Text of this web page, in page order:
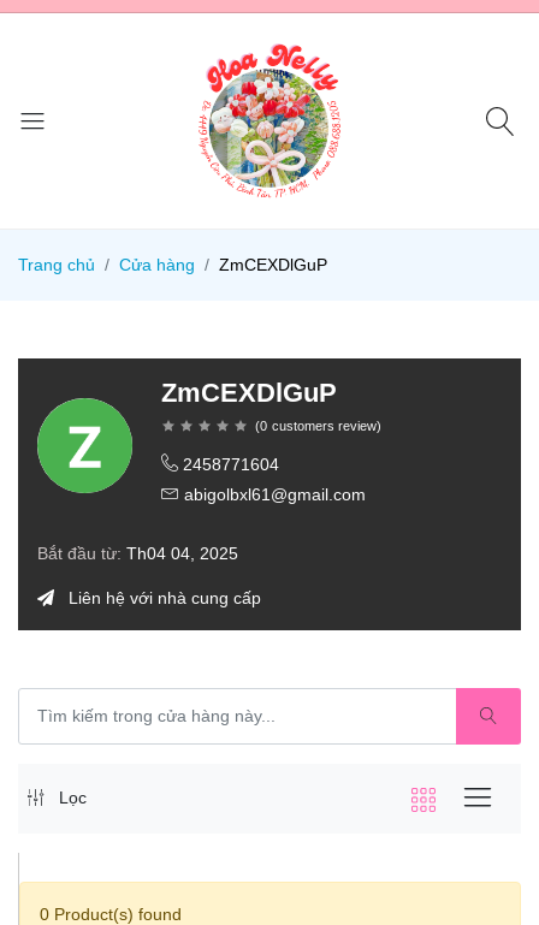
Trang chủ Cửa hàng ZmCEXDlGuP
ZmCEXDlGuP
(0 customers review)
2458771604
abigolbxl61@gmail.com
Bắt đầu từ: Th04 04, 2025
Liên hệ với nhà cung cấp
Lọc
0 Product(s) found